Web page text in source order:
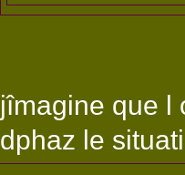
jîmagine que l
dphaz le